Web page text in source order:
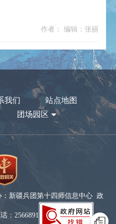
作者： 编辑：张丽
我们
站点地图
团场园区
新疆兵团第十四师信息中心 政
：2566891